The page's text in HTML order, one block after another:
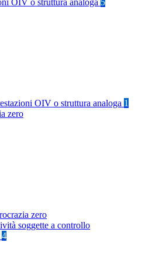
OIV o struttura analoga 5
OIV o struttura analoga 1
zero
zero
soggette a controllo
4